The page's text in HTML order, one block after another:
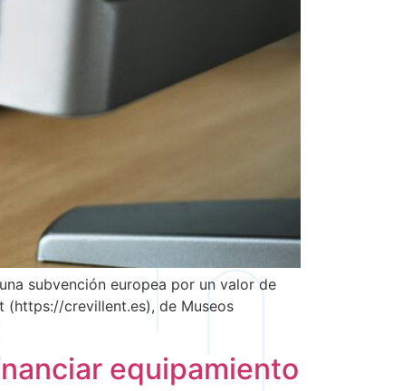
subvención europea por un valor de
(https://crevillent.es), de Museos
equipamiento